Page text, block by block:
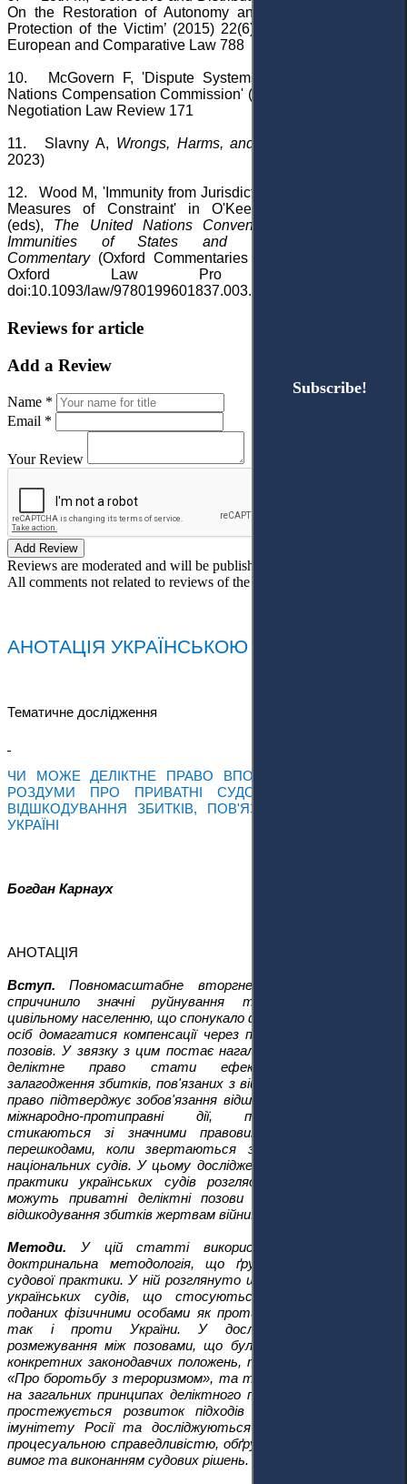
On the Restoration of Autonomy and a Minimal Level of
Protection of the Victim’ (2015) 22(6) Maastricht Journal of
European and Comparative Law 788
10.
McGovern F, 'Dispute Systems Design: The United
Nations Compensation Commission' (2009) 14(171) Harvard
Negotiation Law Review 171
11. Slavny A, Wrongs, Harms, and Compensation
2023)
12.
Wood M, 'Immunity from Jurisdiction and Immunity from
Measures of Constraint' in O'Keefe R and Tams CJ
(eds), The United Nations Convention on Jurisdictional
Immunities of States and Their Property: A
Commentary(Oxford Commentaries on International Law,
Oxford Law Pro 2013) 13.
doi:10.1093/law/9780199601837.003.0002
Reviews for article
Add a Review
Name *
Email *
Your Review
Add Review
Reviews are moderated and will be published after verification!
All comments not related to reviews of the article will be deleted!
АНОТАЦІЯ УКРАЇНСЬКОЮ МОВОЮ
Тематичне дослідження
ЧИ МОЖЕ ДЕЛІКТНЕ ПРАВО ВПОРАТИСЯ З ВІЙНОЮ?
РОЗДУМИ ПРО ПРИВАТНІ СУДОВІ ПОЗОВИ ЩОДО
ВІДШКОДУВАННЯ ЗБИТКІВ, ПОВ'ЯЗАНИХ З ВІЙНОЮ В
УКРАЇНІ
Богдан Карнаух
АНОТАЦІЯ
Вступ.
Повномасштабне вторгнення Росії в Україну
спричинило значні руйнування та величезну шкоду
цивільному населенню, що спонукало фізичних та юридичних
осіб домагатися компенсації через пред’явлення деліктних
позовів. У звязку з цим постає нагальне питання: чи може
деліктне право стати ефективним механізмом
залагодження збитків, пов'язаних з війною? Хоча міжнародне
право підтверджує зобов'язання відшкодовувати збитки за
міжнародно-протиправні дії, постраждалі часто
стикаються зі значними правовими та практичними
перешкодами, коли звертаються за відшкодуванням до
національних судів. У цьому дослідженні на прикладі судової
практики українських судів розглядається питання, чи
можуть приватні деліктні позови бути дієвим засобом
відшкодування збитків жертвам війни.
Методи.
У цій статті використовується сутнісна
доктринальна методологія, що ґрунтується на аналізі
судової практики. У ній розглянуто широкий спектр рішень
українських судів, що стосуються деліктних позовів,
поданих фізичними особами як проти Російської Федерації,
так і проти України. У дослідженні проводиться
розмежування між позовами, що були подані відповідно до
конкретних законодавчих положень, таких як Закон України
«Про боротьбу з тероризмом», та тими, що ґрунтуються
на загальних принципах деліктного права. У роботі також
простежується розвиток підходів щодо юрисдикційного
імунітету Росії та досліджуються питання, пов'язані з
процесуальною справедливістю, обґрунтованістю позовних
вимог та виконанням судових рішень.
Subscribe!
Subscribe!